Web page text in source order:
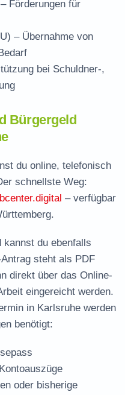
– Förderungen für
– Übernahme von
bei Schuldner-,
Bürgergeld
du online, telefonisch
schnellste Weg:
– verfügbar
kannst du ebenfalls
steht als PDF
direkt über das Online-
eingereicht werden.
in Karlsruhe werden
benötigt:
oder bisherige